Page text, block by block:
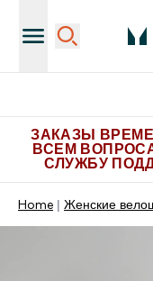
ЗАКАЗЫ
ВСЕМ
СЛУЖБУ
Home Женские